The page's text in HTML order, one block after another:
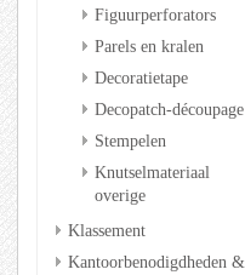
Figuurperforators
Parels en kralen
Decoratietape
Decopatch-découpage
Stempelen
Knutselmateriaal
overige
Klassement
Kantoorbenodigdheden &